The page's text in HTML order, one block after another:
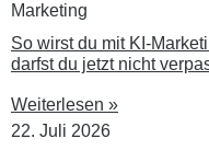
Marketing
So wirst du mit KI-
darfst du jetzt nicht
Weiterlesen »
22. Juli 2026